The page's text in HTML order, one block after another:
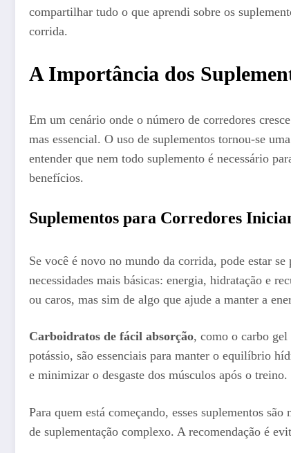
compartilhar tudo o que aprendi sobre os
corrida.
A Importância dos
Em um cenário onde o número de corredores
mas essencial. O uso de suplementos tornou-se
entender que nem todo suplemento é necessário
benefícios.
Suplementos para Corredores
Se você é novo no mundo da corrida, pode estar
necessidades mais básicas: energia, hidratação e
ou caros, mas sim de algo que ajude a manter a
Carboidratos de fácil absorção, como o carbo gel
potássio, são essenciais para manter o equilíbrio
e minimizar o desgaste dos músculos após o treino.
Para quem está começando, esses suplementos
de suplementação complexo. A recomendação é